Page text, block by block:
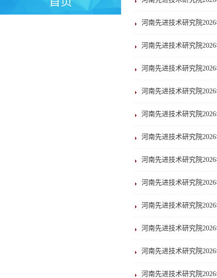
河南先进技术研究院
河南先进技术研究院
河南先进技术研究院
河南先进技术研究院
河南先进技术研究院
河南先进技术研究院
河南先进技术研究院
河南先进技术研究院
河南先进技术研究院
河南先进技术研究院
河南先进技术研究院
河南先进技术研究院